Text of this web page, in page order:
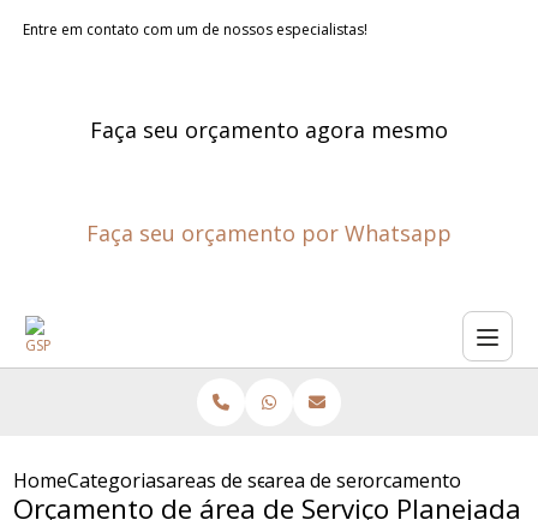
Entre em contato com um de nossos especialistas!
Faça seu orçamento agora mesmo
Faça seu orçamento por Whatsapp
HomeCategoriasareas de servico planejadas
area de servico projetada
orcamento de
Orçamento de área de Serviço Planejada